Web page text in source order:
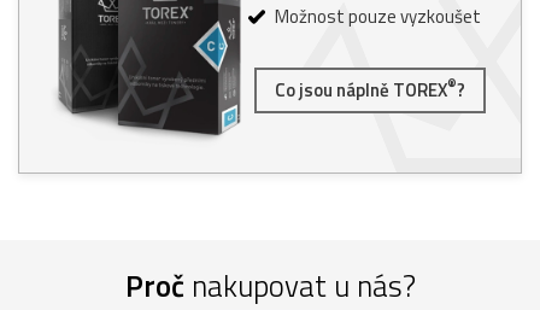
Možnost pouze vyzkoušet
Co jsou náplně TOREX®?
Proč nakupovat u nás?